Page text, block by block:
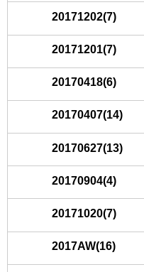
20171202(7)
20171201(7)
20170418(6)
20170407(14)
20170627(13)
20170904(4)
20171020(7)
2017AW(16)